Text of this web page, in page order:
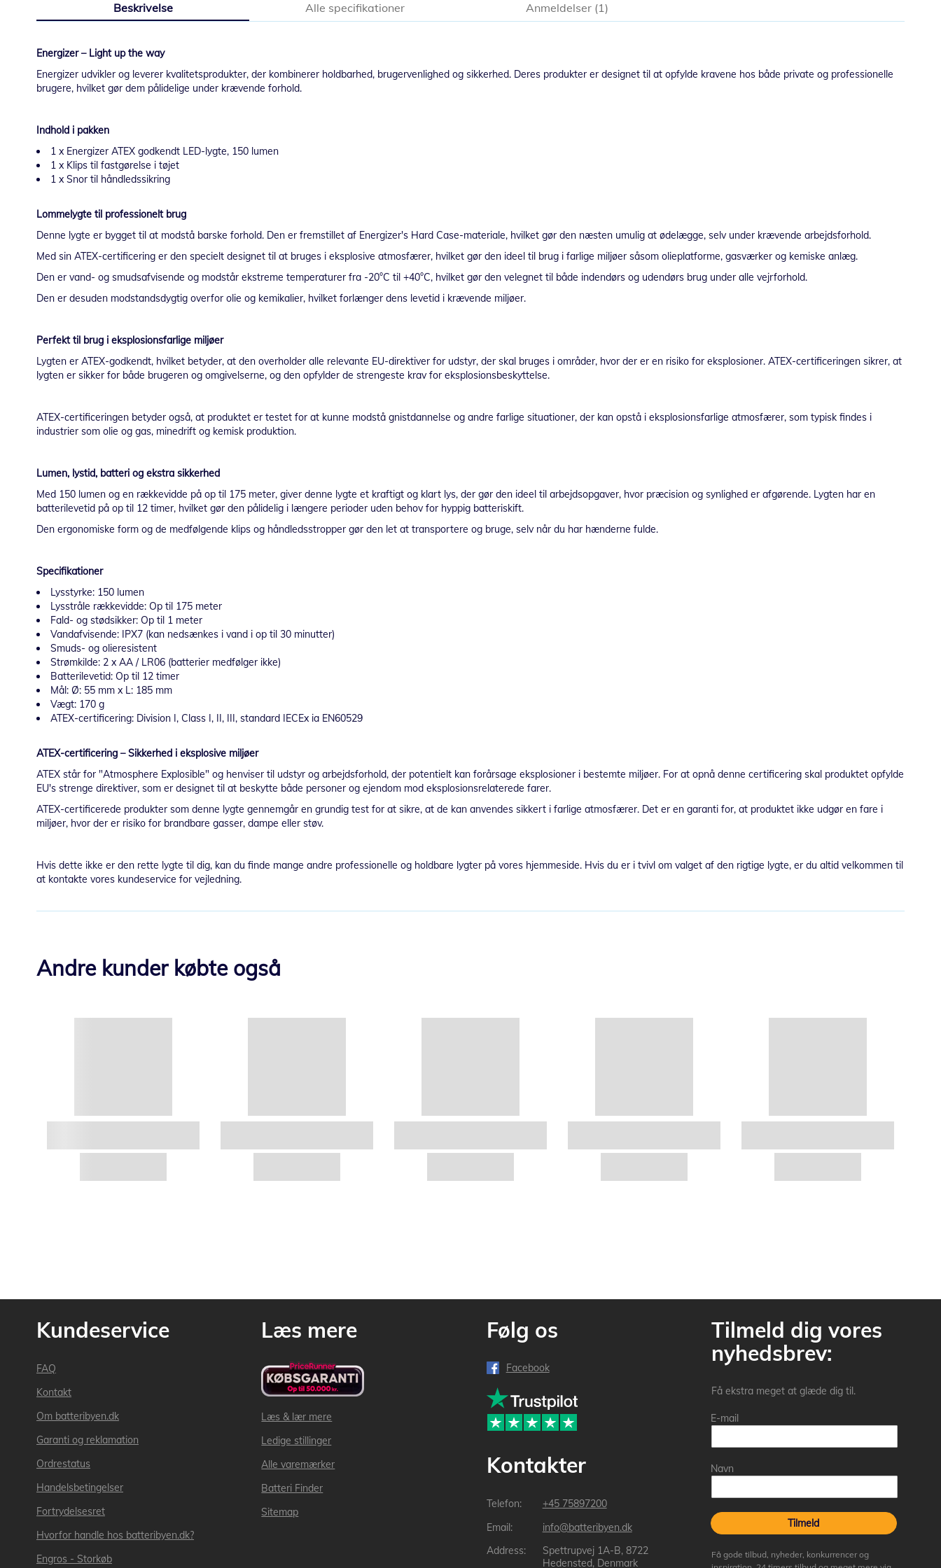
af
Beskrivelse
Energizer – Light up the way
Energizer udvikler og leverer kvalitetsprodukter, der kombinerer holdbarhed, brugervenlighed og sikkerhed. Deres produkter er designet til at opfylde kravene hos både private og professionelle
brugere, hvilket gør dem pålidelige under krævende forhold.
Indhold i pakken
1 x Energizer ATEX godkendt LED-lygte, 150 lumen
1 x Klips til fastgørelse i tøjet
1 x Snor til håndledssikring
Lommelygte til professionelt brug
Denne lygte er bygget til at modstå barske forhold. Den er fremstillet af Energizer's Hard Case-materiale, hvilket gør den næsten umulig at ødelægge, selv under krævende arbejdsforhold.
Med sin ATEX-certificering er den specielt designet til at bruges i eksplosive atmosfærer, hvilket gør den ideel til brug i farlige miljøer såsom olieplatforme, gasværker og kemiske anlæg.
Den er vand- og smudsafvisende og modstår ekstreme temperaturer fra -20°C til +40°C, hvilket gør den velegnet til både indendørs og udendørs brug under alle vejrforhold.
Den er desuden modstandsdygtig overfor olie og kemikalier, hvilket forlænger dens levetid i krævende miljøer.
Perfekt til brug i eksplosionsfarlige miljøer
Lygten er ATEX-godkendt, hvilket betyder, at den overholder alle relevante EU-direktiver for udstyr, der skal bruges i områder, hvor der er en risiko for eksplosioner. ATEX-certificeringen sikrer, at
lygten er sikker for både brugeren og omgivelserne, og den opfylder de strengeste krav for eksplosionsbeskyttelse.
ATEX-certificeringen betyder også, at produktet er testet for at kunne modstå gnistdannelse og andre farlige situationer, der kan opstå i eksplosionsfarlige atmosfærer, som typisk findes i
industrier som olie og gas, minedrift og kemisk produktion.
Lumen, lystid, batteri og ekstra sikkerhed
Med 150 lumen og en rækkevidde på op til 175 meter, giver denne lygte et kraftigt og klart lys, der gør den ideel til arbejdsopgaver, hvor præcision og synlighed er afgørende. Lygten har en
batterilevetid på op til 12 timer, hvilket gør den pålidelig i længere perioder uden behov for hyppig batteriskift.
Den ergonomiske form og de medfølgende klips og håndledsstropper gør den let at transportere og bruge, selv når du har hænderne fulde.
Specifikationer
Lysstyrke: 150 lumen
Lysstråle rækkevidde: Op til 175 meter
Fald- og stødsikker: Op til 1 meter
Vandafvisende: IPX7 (kan nedsænkes i vand i op til 30 minutter)
Smuds- og olieresistent
Strømkilde: 2 x AA / LR06 (batterier medfølger ikke)
Batterilevetid: Op til 12 timer
Mål: Ø: 55 mm x L: 185 mm
Vægt: 170 g
ATEX-certificering: Division I, Class I, II, III, standard IECEx ia EN60529
ATEX-certificering – Sikkerhed i eksplosive miljøer
ATEX står for "Atmosphere Explosible" og henviser til udstyr og arbejdsforhold, der potentielt kan forårsage eksplosioner i bestemte miljøer. For at opnå denne certificering skal produktet opfylde
EU's strenge direktiver, som er designet til at beskytte både personer og ejendom mod eksplosionsrelaterede farer.
ATEX-certificerede produkter som denne lygte gennemgår en grundig test for at sikre, at de kan anvendes sikkert i farlige atmosfærer. Det er en garanti for, at produktet ikke udgør en fare i
miljøer, hvor der er risiko for brandbare gasser, dampe eller støv.
Hvis dette ikke er den rette lygte til dig, kan du finde mange andre professionelle og holdbare lygter på vores hjemmeside. Hvis du er i tvivl om valget af den rigtige lygte, er du altid velkommen til
at kontakte vores kundeservice for vejledning.
Alle specifikationer Anmeldelser 1
Andre kunder købte også
Kundeservice
FAQ
Kontakt
Om batteribyen.dk
Garanti og reklamation
Ordrestatus
Handelsbetingelser
Fortrydelsesret
Hvorfor handle hos batteribyen.dk?
Engros - Storkøb
Læs mere
Læs & lær mere
Ledige stillinger
Alle varemærker
Batteri Finder
Sitemap
Følg os
Facebook
Kontakter
+45 75897200
info@batteribyen.dk
Spettrupvej 1A-B, 8722
Hedensted, Denmark
Tilmeld dig vores
nyhedsbrev:
Få ekstra meget at glæde dig til.
E-mail
Navn
Tilmeld
Få gode tilbud, nyheder, konkurrencer og